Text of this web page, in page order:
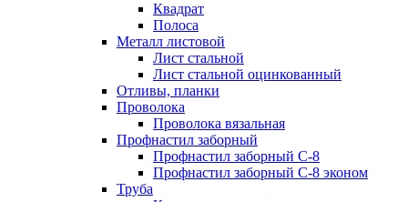
Квадрат
Полоса
Металл листовой
Лист стальной
Лист стальной оцинкованный
Отливы, планки
Проволока
Проволока вязальная
Профнастил заборный
Профнастил заборный С-8
Профнастил заборный С-8 эконом
Труба